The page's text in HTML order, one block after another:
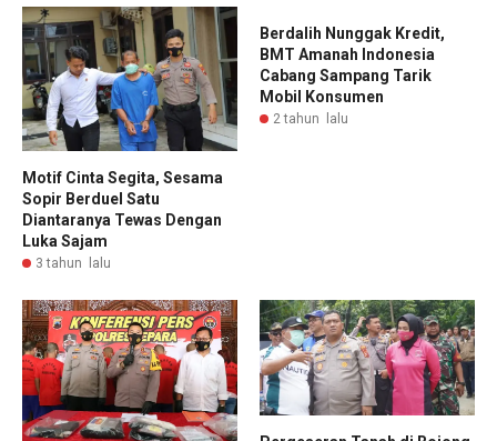
Motif Cinta Segita, Sesama
Sopir Berduel Satu
Diantaranya Tewas Dengan
Luka Sajam
3 tahun lalu
Berdalih Nunggak Kredit,
BMT Amanah Indonesia
Cabang Sampang Tarik
Mobil Konsumen
2 tahun lalu